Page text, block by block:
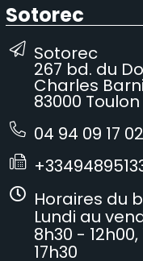
Sotorec
Sotorec
267 bd. du
Charles
83000 Toulon
04 94 09 17 02
Horaires du
Lundi au
8h30 -
17h30